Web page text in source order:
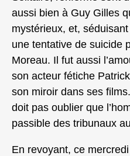
aussi bien à Guy Gilles
mystérieux, et,
une tentative de suicide
Moreau. Il fut aussi
son acteur fétiche
son miroir dans ses
doit pas oublier que
passible des tribunaux
En revoyant, ce